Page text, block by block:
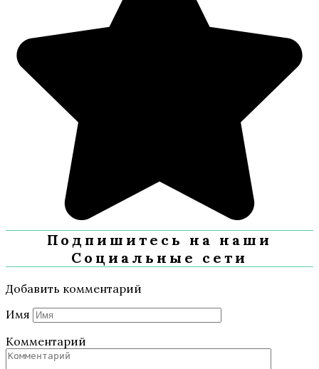
Подпишитесь на наши
Социальные сети
Добавить комментарий
Имя
Комментарий